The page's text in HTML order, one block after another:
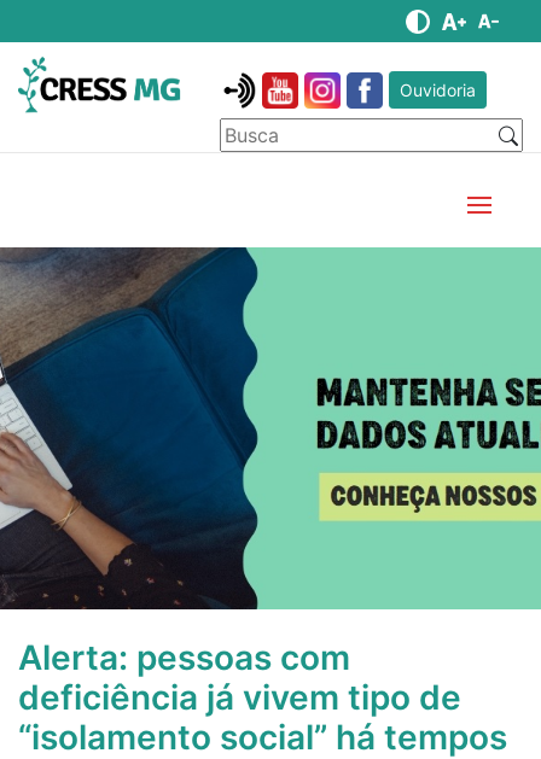
Ouvidoria
Alerta: pessoas com
deficiência já vivem tipo de
“isolamento social” há tempos